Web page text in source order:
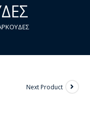
Next Product